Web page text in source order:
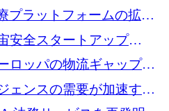
調達
プラットフォームの拡大
保
安全スタートアップ
デブリ追跡に取り組むプ
ロッパの物流ギャップを
れた重量物運搬用eVTOL
ェンスの需要が加速する
100億ユーロ以上で4億